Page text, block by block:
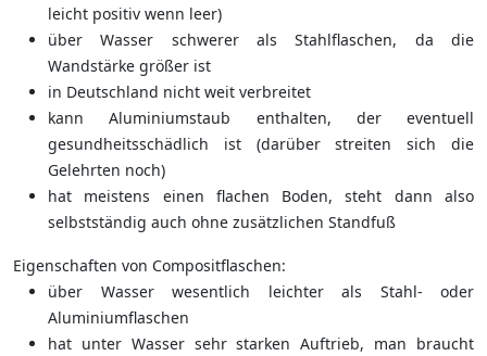
leicht positiv wenn leer)
über Wasser schwerer als Stahlflaschen, da die
Wandstärke größer ist
in Deutschland nicht weit verbreitet
kann Aluminiumstaub enthalten, der eventuell
gesundheitsschädlich ist (darüber streiten sich die
Gelehrten noch)
hat meistens einen flachen Boden, steht dann also
selbstständig auch ohne zusätzlichen Standfuß
Eigenschaften von Compositflaschen:
über Wasser wesentlich leichter als Stahl- oder
Aluminiumflaschen
hat unter Wasser sehr starken Auftrieb, man braucht